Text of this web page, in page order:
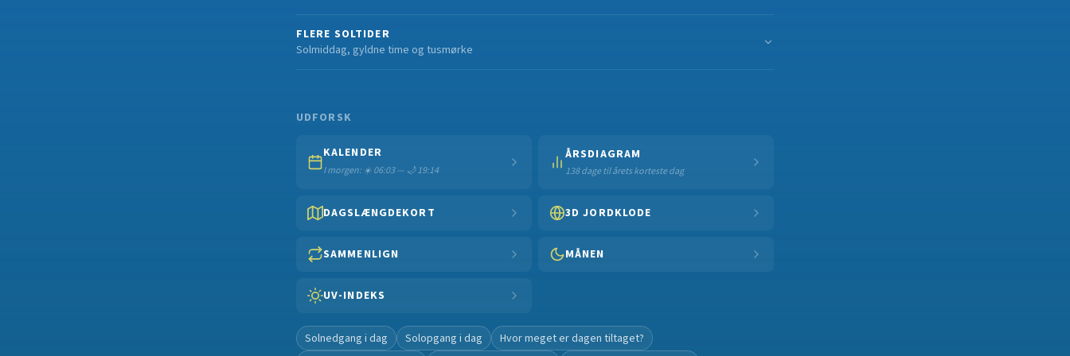
FLERE SOLTIDER
Solmiddag, gyldne time og tusmørke
UDFORSK
KALENDER
I morgen: ☀️ 06:03 — 🌙 19:14
ÅRSDIAGRAM
138 dage til årets korteste dag
DAGSLÆNGDEKORT 3D JORDKLODE
SAMMENLIGN MÅNEN
UV-INDEKS
Solnedgang i dag Solopgang i dag
Hvor meget er dagen tiltaget?